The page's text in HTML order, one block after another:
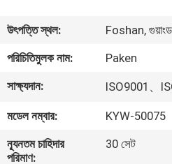
আমাদের
সম্পর্কে
কারখানা
ভ্রমণ
উৎপত্তি স্থল:
Foshan,
পরিচিতিমুলক নাম:
Paken
সাক্ষ্যদান:
ISO9001、
মডেল নম্বার:
KYW-50075
ন্যূনতম চাহিদার
পরিমাণ:
30 সেট